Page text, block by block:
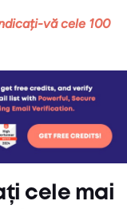
vă cele 100
cele mai